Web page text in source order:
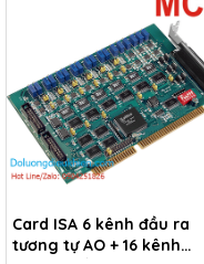
Card ISA 6 kênh đầu ra
tương tự AO + 16 kênh